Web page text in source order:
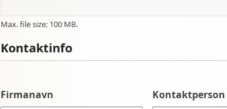
Max. file size: 100 MB.
Kontaktinfo
Firmanavn Kontaktperson